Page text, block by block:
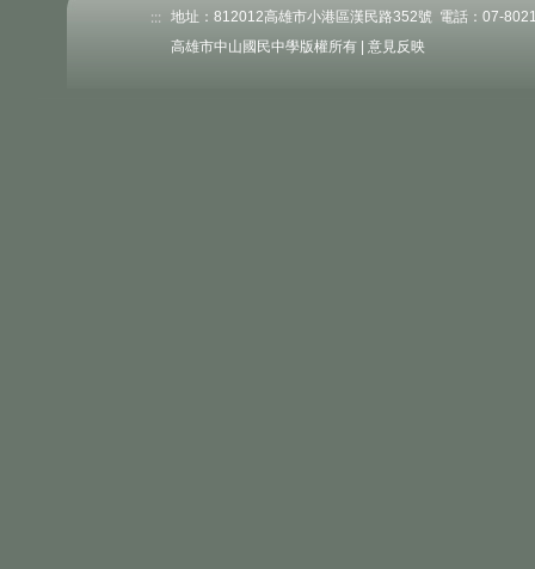
:::
地址：812012高雄市小港區漢民路352號 電話：07-
高雄市中山國民中學版權所有 | 意見反映